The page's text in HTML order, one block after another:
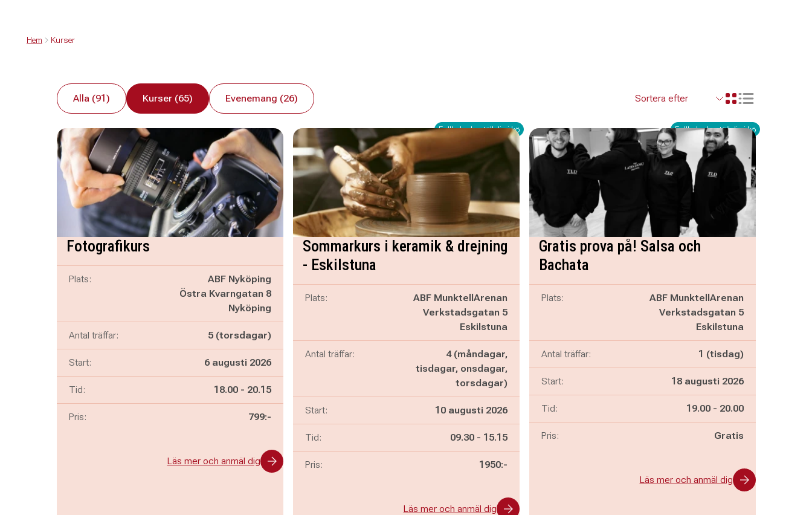
Hem Kurser
Alla (91) Kurser (65) Evenemang (26) Visa resultaten i ett
Visa resultaten
Fotografikurs
Plats:
ABF Nyköping
Östra Kvarngatan 8
Nyköping
Antal träffar: 5 (torsdagar)
Start: 6 augusti 2026
Tid: Pågår mellan
18.00 - och
20.15
Pris: 799:-
Läs mer och anmäl dig
Fullbokad - ställ dig i kö
Sommarkurs i keramik & drejning
- Eskilstuna
Plats:
ABF MunktellArenan
Verkstadsgatan 5
Eskilstuna
Antal träffar:
4 (måndagar,
tisdagar, onsdagar,
torsdagar)
Start: 10 augusti 2026
Tid: Pågår mellan
09.30 - och
15.15
Pris: 1950:-
Läs mer och anmäl dig
Fullbokad - ställ dig i kö
Gratis prova på! Salsa och
Bachata
Plats:
ABF MunktellArenan
Verkstadsgatan 5
Eskilstuna
Antal träffar: 1 (tisdag)
Start: 18 augusti 2026
Tid: Pågår mellan
19.00 - och
20.00
Pris: Gratis
Läs mer och anmäl dig